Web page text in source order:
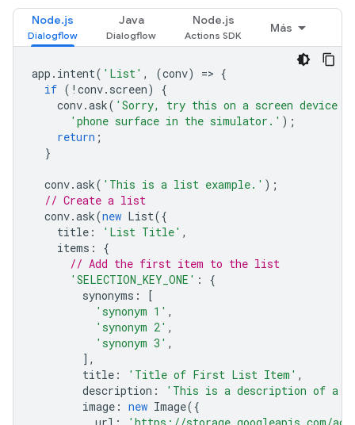
Node.js Java Node.js
Más
app . intent( 'List' , (conv) => {
if ( ! conv. screen)
{
conv.ask( 'Sorry, try this on a screen device
'phone surface in the simulator.' );
return ;
}
conv.ask( 'This is a list example.' );
// Create a list
conv.ask(new List({
title : 'List Title' ,
items :
{
// Add the first item to the list
'SELECTION_KEY_ONE' :
{
synonyms :
[
'synonym 1' ,
'synonym 2' ,
'synonym 3' ,
],
title : 'Title of First List Item' ,
description :
'This is a description of a
image : new Image({